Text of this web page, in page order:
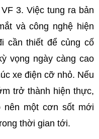
3. Việc tung ra bản
và công nghệ hiện
cần thiết để củng cố
vọng ngày càng cao
xe điện cỡ nhỏ. Nếu
trở thành hiện thực,
nên một cơn sốt mới
thời gian tới.